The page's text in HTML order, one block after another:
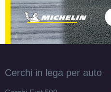
Cerchi in lega per auto